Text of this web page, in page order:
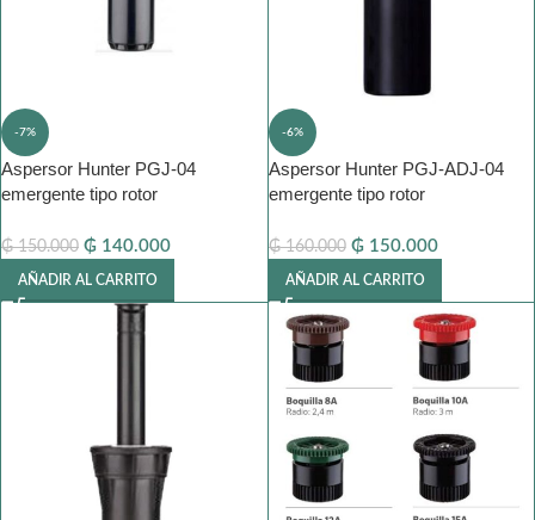
-7%
Aspersor Hunter PGJ-04
emergente tipo rotor
₲150.000 ₲ 140.000
AÑADIR AL CARRITO
-6%
Aspersor Hunter PGJ-ADJ-04
emergente tipo rotor
₲160.000 ₲150.000
AÑADIR AL CARRITO